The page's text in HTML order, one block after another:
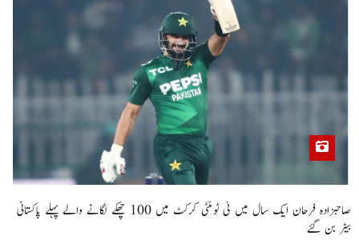
صاحبزادہ فرحان ایک سال میں ٹی ٹوئنٹی کرکٹ میں 100 چھکے لگانے والے پہلے پاکستانی
بیٹر بن گئے